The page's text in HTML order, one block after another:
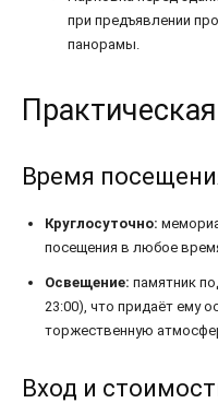
при предъявлении
панорамы.
Время
Круглосуточно:
посещения в любое
Освещение: памятник
23:00), что придаёт ему
торжественную
Вход и